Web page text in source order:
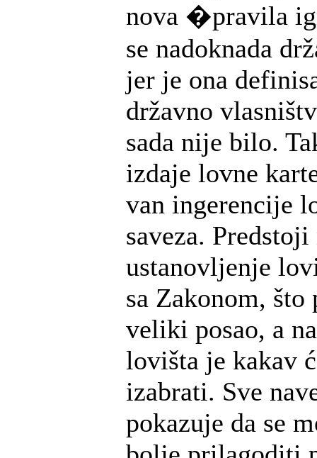
nova �pravila
se nadoknada
jer je ona
državno
sada nije bilo.
izdaje lovne
van ingerencije
saveza.
ustanovljenje
sa Zakonom, što
veliki posao, a
lovišta je kakav
izabrati. Sve
pokazuje da se